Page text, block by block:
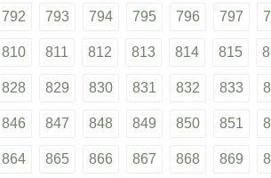
792 793 794 795 796 797
810 811 812 813 814 815
828 829 830 831 832 833
846 847 848 849 850 851
864 865 866 867 868 869